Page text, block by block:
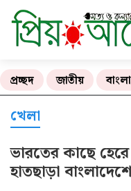
প্রচ্ছদ জাতীয়
খেলা
ভারতের কাছে
হাতছাড়া